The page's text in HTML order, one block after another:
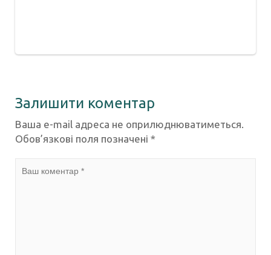
Залишити коментар
Ваша e-mail адреса не оприлюднюватиметься.
Обов’язкові поля позначені *